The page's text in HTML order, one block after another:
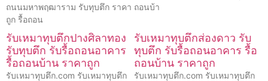
ถนนมหาพฤฒาราม รับทุบตึก ราคา
ถูก รื้อถอน
ถอนบ้า
รับเหมาทุบตึกปางศิลาทอง
รับทุบตึก รับรื้อถอนอาคาร
รื้อถอนบ้าน ราคาถูก
รับเหมาทุบตึก.com รับเหมาทุบตึก
รับเหมาทุบตึกส่องดาว รับ
ทุบตึก รับรื้อถอนอาคาร รื้อ
ถอนบ้าน ราคาถูก
รับเหมาทุบตึก.com รับเหมาทุบตึก